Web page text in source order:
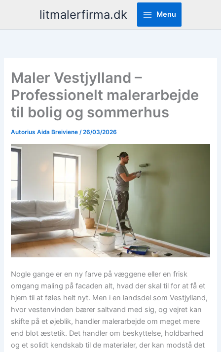
turinio
litmalerfirma.dk Menu
Maler Vestjylland –
Professionelt malerarbejde
til bolig og sommerhus
Autorius Aida Breiviene/26/03/2026
Nogle gange er en ny farve på væggene eller en frisk
omgang maling på facaden alt, hvad der skal til for at få et
hjem til at føles helt nyt. Men i en landsdel som Vestjylland,
hvor vestenvinden bærer saltvand med sig, og vejret kan
skifte på et øjeblik, handler malerarbejde om meget mere
end blot æstetik. Det handler om beskyttelse, holdbarhed
og et solidt kendskab til de materialer, der kan modstå det